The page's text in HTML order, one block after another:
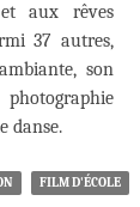
aux rêves
37 autres,
son
danse.
FILM D'ÉCOLE